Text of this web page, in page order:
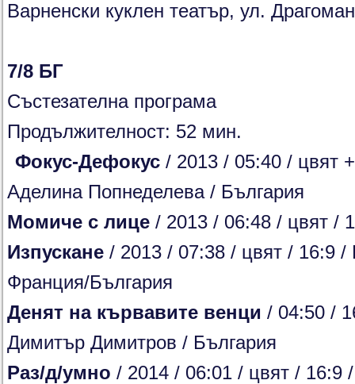
Варненски куклен тeатър, ул.
7/8 БГ
Състезателна програма
Продължителност: 52 мин.
Фокус-Дефокус / 2013 / 05:40 / цвят
Аделина Попнеделева / България
Момиче с лице / 2013 / 06:48 / цвят /
Изпускане / 2013 / 07:38 / цвят / 16:9
Франция/България
Денят на кървавите венци / 04:50 /
Димитър Димитров / България
Раз/д/умно / 2014 / 06:01 / цвят / 16:9